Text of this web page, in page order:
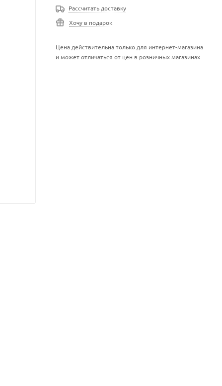
Рассчитать доставку
Хочу в подарок
Цена действительна только для интернет-магазина
и может отличаться от цен в розничных магазинах